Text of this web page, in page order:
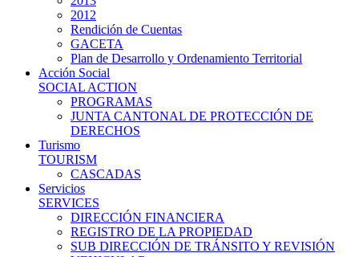
2012
Rendición de Cuentas
GACETA
Plan de Desarrollo y Ordenamiento Territorial
Acción Social
SOCIAL ACTION
PROGRAMAS
JUNTA CANTONAL DE PROTECCIÓN DE
DERECHOS
Turismo
TOURISM
CASCADAS
Servicios
SERVICES
DIRECCIÓN FINANCIERA
REGISTRO DE LA PROPIEDAD
SUB DIRECCIÓN DE TRÁNSITO Y REVISIÓN